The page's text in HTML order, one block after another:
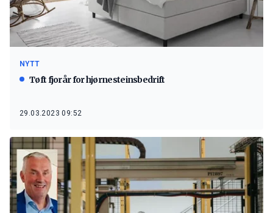
NYTT
Tøft fjorår for hjørnesteinsbedrift
29.03.2023 09:52